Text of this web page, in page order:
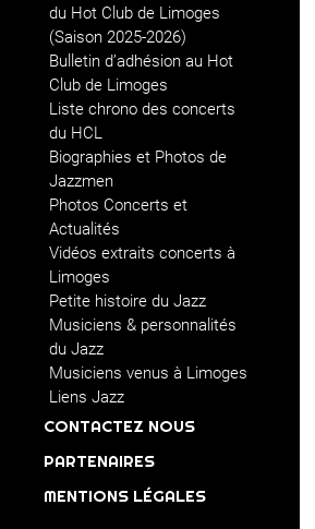
du Hot Club de Limoges
(Saison 2025-2026)
Bulletin d’adhésion au Hot
Club de Limoges
Liste chrono des concerts
du HCL
Biographies et Photos de
Jazzmen
Photos Concerts et
Actualités
Vidéos extraits concerts à
Limoges
Petite histoire du Jazz
Musiciens & personnalités
du Jazz
Musiciens venus à Limoges
Liens Jazz
CONTACTEZ NOUS
PARTENAIRES
MENTIONS LÉGALES